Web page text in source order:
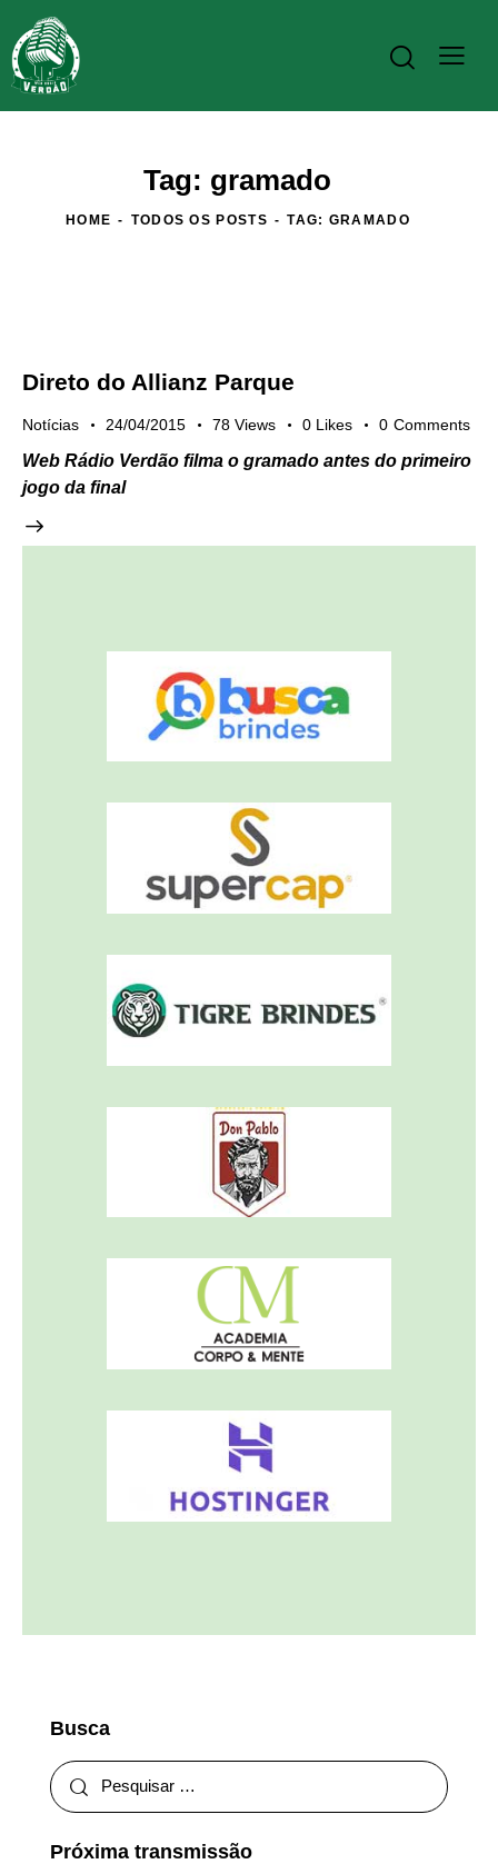
Tag: gramado
HOME TODOS OS POSTS TAG: GRAMADO
Direto do Allianz Parque
Notícias 24/04/2015 78 Views 0 Likes 0 Comments
Web Rádio Verdão filma o gramado antes do primeiro
jogo da final
Busca
Próxima transmissão